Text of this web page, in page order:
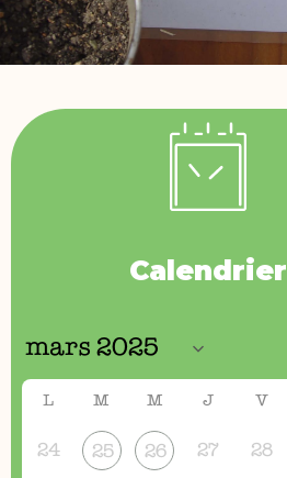
Calendrier
L M M J V
24 25 26 27 28